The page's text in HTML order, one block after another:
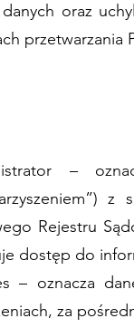
oraz
przetwarzania
–
Rejestru
dostęp do
– oznacza
za